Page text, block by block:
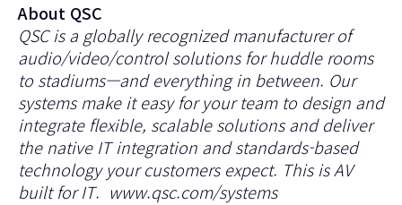
About QSC
QSC is a globally recognized manufacturer of
audio/video/control solutions for huddle rooms
to stadiums—and everything in between. Our
systems make it easy for your team to design and
integrate flexible, scalable solutions and deliver
the native IT integration and standards-based
technology your customers expect. This is AV
built for IT. www.qsc.com/systems